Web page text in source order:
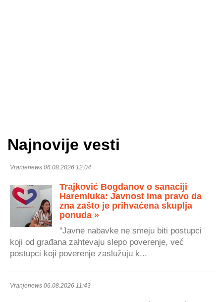
Najnovije vesti
Vranjenews 06.08.2026 12:04
Trajković Bogdanov o sanaciji
Haremluka: Javnost ima pravo da
zna zašto je prihvaćena skuplja
ponuda »
"Javne nabavke ne smeju biti postupci
koji od građana zahtevaju slepo poverenje, već
postupci koji poverenje zaslužuju k...
Vranjenews 06.08.2026 11:43